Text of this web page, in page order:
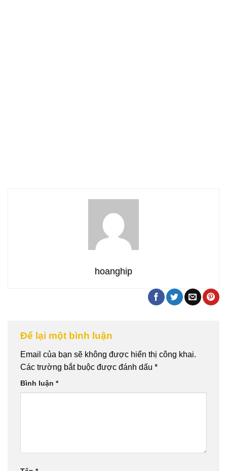
hoanghip
Để lại một bình luận
Email của bạn sẽ không được hiển thị công khai.
Các trường bắt buộc được đánh dấu *
Bình luận *